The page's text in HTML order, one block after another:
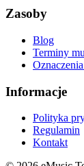
Zasoby
Blog
Terminy
Informacje
Polityka
Regulamin
Kontakt